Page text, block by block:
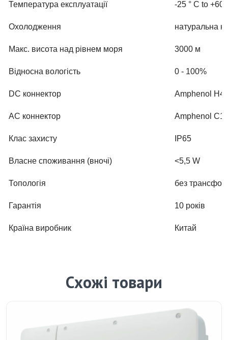
Температура експлуатації -25 ° C to +60
Охолодження натуральна
Макс. висота над рівнем моря 3000 м
Відносна вологість 0 - 100%
DC коннектор Amphenol H4
AC коннектор Amphenol
Клас захисту IP65
Власне споживання (вночі) <5,5 W
Топологія без
Гарантія 10 років
Країна виробник Китай
Схожі товари